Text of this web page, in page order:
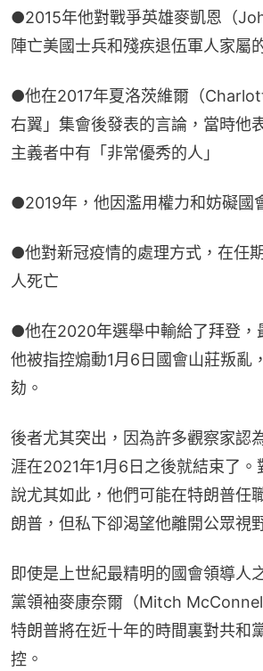
●2015年他對戰爭英雄麥凱恩（
陣亡美國士兵和殘疾退伍軍人家屬
●他在2017年夏洛茨維爾（
右翼」集會後發表的言論，當時他
主義者中有「非常優秀的人」
●2019年，他因濫用權力和妨礙國
●他對新冠疫情的處理方式，在任
人死亡
●他在2020年選舉中輸給了拜登，
他被指控煽動1月6日國會山莊叛亂
劾。
後者尤其突出，因為許多觀察家認
涯在2021年1月6日之後就結束了。
說尤其如此，他們可能在特朗普任
朗普，但私下卻渴望他離開公眾視
即使是上世紀最精明的國會領導人
黨領袖麥康奈爾（Mitch
特朗普將在近十年的時間裏對共和
控。